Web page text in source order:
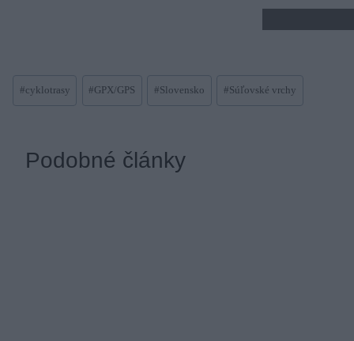
#cyklotrasy #GPX/GPS #Slovensko #Súľovské vrchy
Podobné články